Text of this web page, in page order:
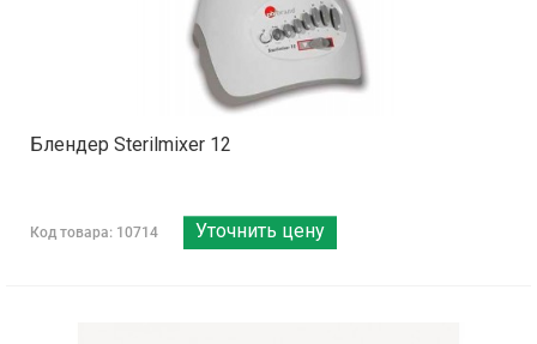
Блендер Sterilmixer 12
Код товара: 10714 Уточнить цену